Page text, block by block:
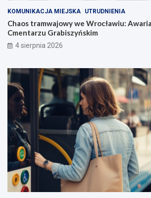
KOMUNIKACJA MIEJSKA UTRUDNIENIA
Chaos tramwajowy we Wrocławiu:
Cmentarzu Grabiszyńskim
4 sierpnia 2026